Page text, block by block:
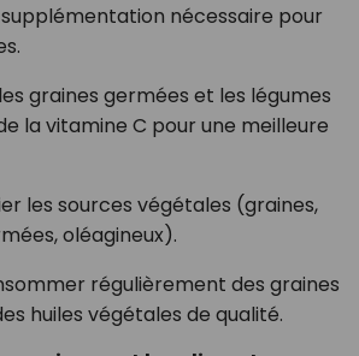
supplémentation nécessaire pour
graines germées et les légumes
la vitamine C pour une meilleure
les sources végétales (graines,
oléagineux).
régulièrement des graines
huiles végétales de qualité.